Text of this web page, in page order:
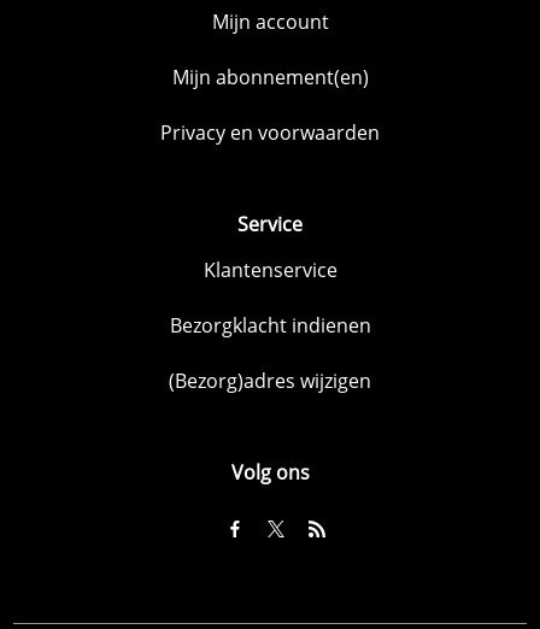
Mijn account
Mijn abonnement(en)
Privacy en voorwaarden
Service
Klantenservice
Bezorgklacht indienen
(Bezorg)adres wijzigen
Volg ons